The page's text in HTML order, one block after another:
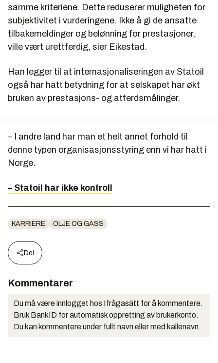
samme kriteriene. Dette reduserer muligheten for
subjektivitet i vurderingene. Ikke å gi de ansatte
tilbakemeldinger og belønning for prestasjoner,
ville vært urettferdig, sier Eikestad.
Han legger til at internasjonaliseringen av Statoil
også har hatt betydning for at selskapet har økt
bruken av prestasjons- og atferdsmålinger.
– I andre land har man et helt annet forhold til
denne typen organisasjonsstyring enn vi har hatt i
Norge.
– Statoil har ikke kontroll
KARRIERE OLJE OG GASS
Del
Kommentarer
Du må være innlogget hos Ifrågasätt for å kommentere.
Bruk BankID for automatisk oppretting av brukerkonto.
Du kan kommentere under fullt navn eller med kallenavn.